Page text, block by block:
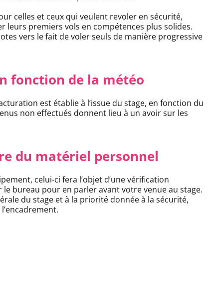
celles et ceux qui veulent revoler en sécurité,
leurs premiers vols en compétences plus solides.
vers le fait de voler seuls de manière progressive
fonction de la météo
est établie à l’issue du stage, en fonction du
non effectués donnent lieu à un avoir sur les
du matériel personnel
celui-ci fera l’objet d’une vérification
bureau pour en parler avant votre venue au stage.
du stage et à la priorité donnée à la sécurité,